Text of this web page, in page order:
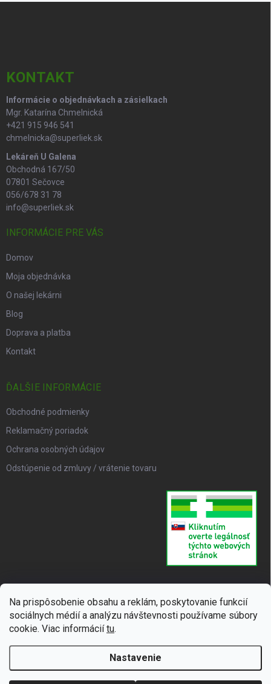
Na prispôsobenie obsahu a reklám, poskytovanie funkcií
sociálnych médií a analýzu návštevnosti používame súbory
cookie. Viac informáciítu.
Nastavenie
KONTAKT
Informácie o objednávkach a zásielkach
Mgr. Katarína Chmelnická
+421 915 946 541
chmelnicka@superliek.sk
Lekáreň U Galena
Obchodná 167/50
07801 Sečovce
056/678 31 78
info@superliek.sk
INFORMÁCIE PRE VÁS
Domov
Moja objednávka
O našej lekárni
Blog
Doprava a platba
Kontakt
ĎALŠIE INFORMÁCIE
Obchodné podmienky
Reklamačný poriadok
Ochrana osobných údajov
Odstúpenie od zmluvy / vrátenie tovaru